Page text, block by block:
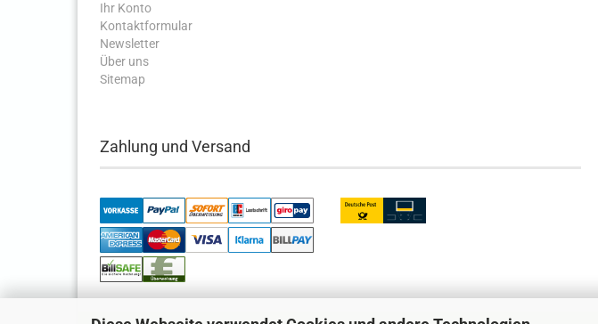
Ihr Konto
Kontaktformular
Newsletter
Über uns
Sitemap
Zahlung und Versand